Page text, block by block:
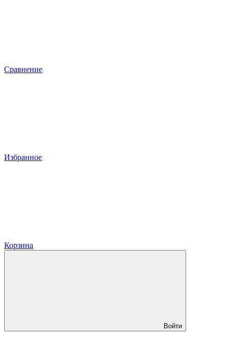
Сравнение
Избранное
Корзина
Войти